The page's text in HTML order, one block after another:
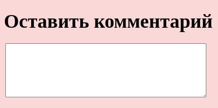
Оставить комментарий